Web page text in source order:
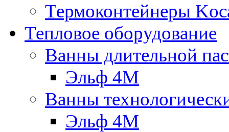
Термоконтейнеры
Тепловое оборудование
Ванны длительной
Эльф 4М
Ванны
Эльф 4М